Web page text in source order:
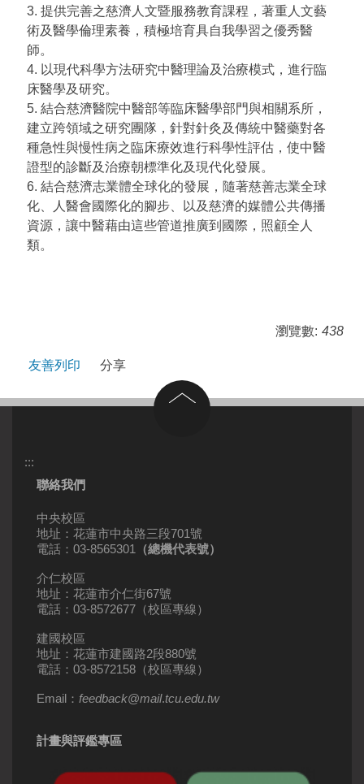
3. 提供完善之慈濟人文暨服務教育課程，著重人文藝
術及醫學倫理素養，積極培育具自我學習之優秀醫
師。
4. 以現代科學方法研究中醫理論及治療模式，進行臨
床醫學及研究。
5. 結合慈濟醫院中醫部等臨床醫學部門與相關系所，
建立跨領域之研究團隊，針對針灸及傳統中醫藥對各
種急性與慢性病之臨床療效進行科學性評估，使中醫
證型的診斷及治療朝標準化及現代化發展。
6. 結合慈濟志業體全球化的發展，隨著慈善志業全球
化、人醫會國際化的腳步、以及慈濟的媒體公共傳播
資源，讓中醫藉由這些管道推廣到國際，照顧全人
類。
瀏覽數: 438
友善列印 分享
回到頂部
:::
聯絡我們
中央校區
地址：花蓮市中央路三段701號
電話：03-8565301
（總機代表號）
介仁校區
地址：花蓮市介仁街67號
電話：03-8572677（校區專線）
建國校區
地址：花蓮市建國路2段880號
電話：03-8572158（校區專線）
Email： feedback@mail.tcu.edu.tw
計畫與評鑑專區